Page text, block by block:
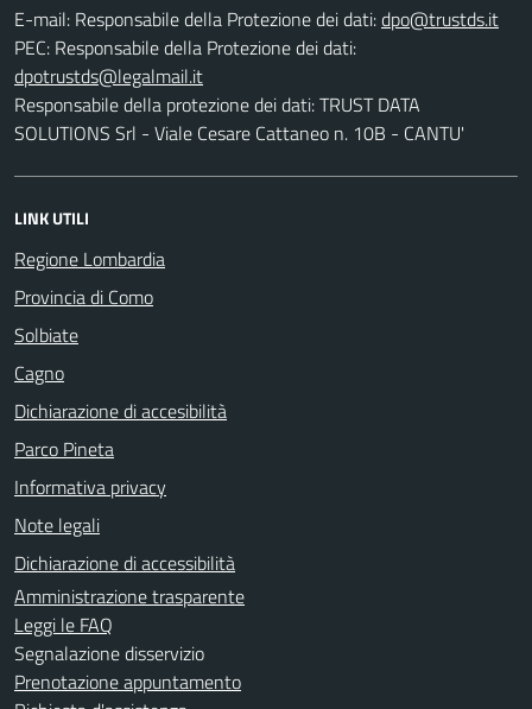
E-mail: Responsabile della Protezione dei dati:
PEC: Responsabile della Protezione dei dati:
Responsabile della protezione dei dati: TRUST DATA
SOLUTIONS Srl - Viale Cesare Cattaneo n. 10B - CANTU'
LINK UTILI
Regione Lombardia
Provincia di Como
Solbiate
Cagno
Dichiarazione di accesibilità
Parco Pineta
Informativa privacy
Note legali
Dichiarazione di accessibilità
Amministrazione trasparente
Leggi le FAQ
Segnalazione disservizio
Prenotazione appuntamento